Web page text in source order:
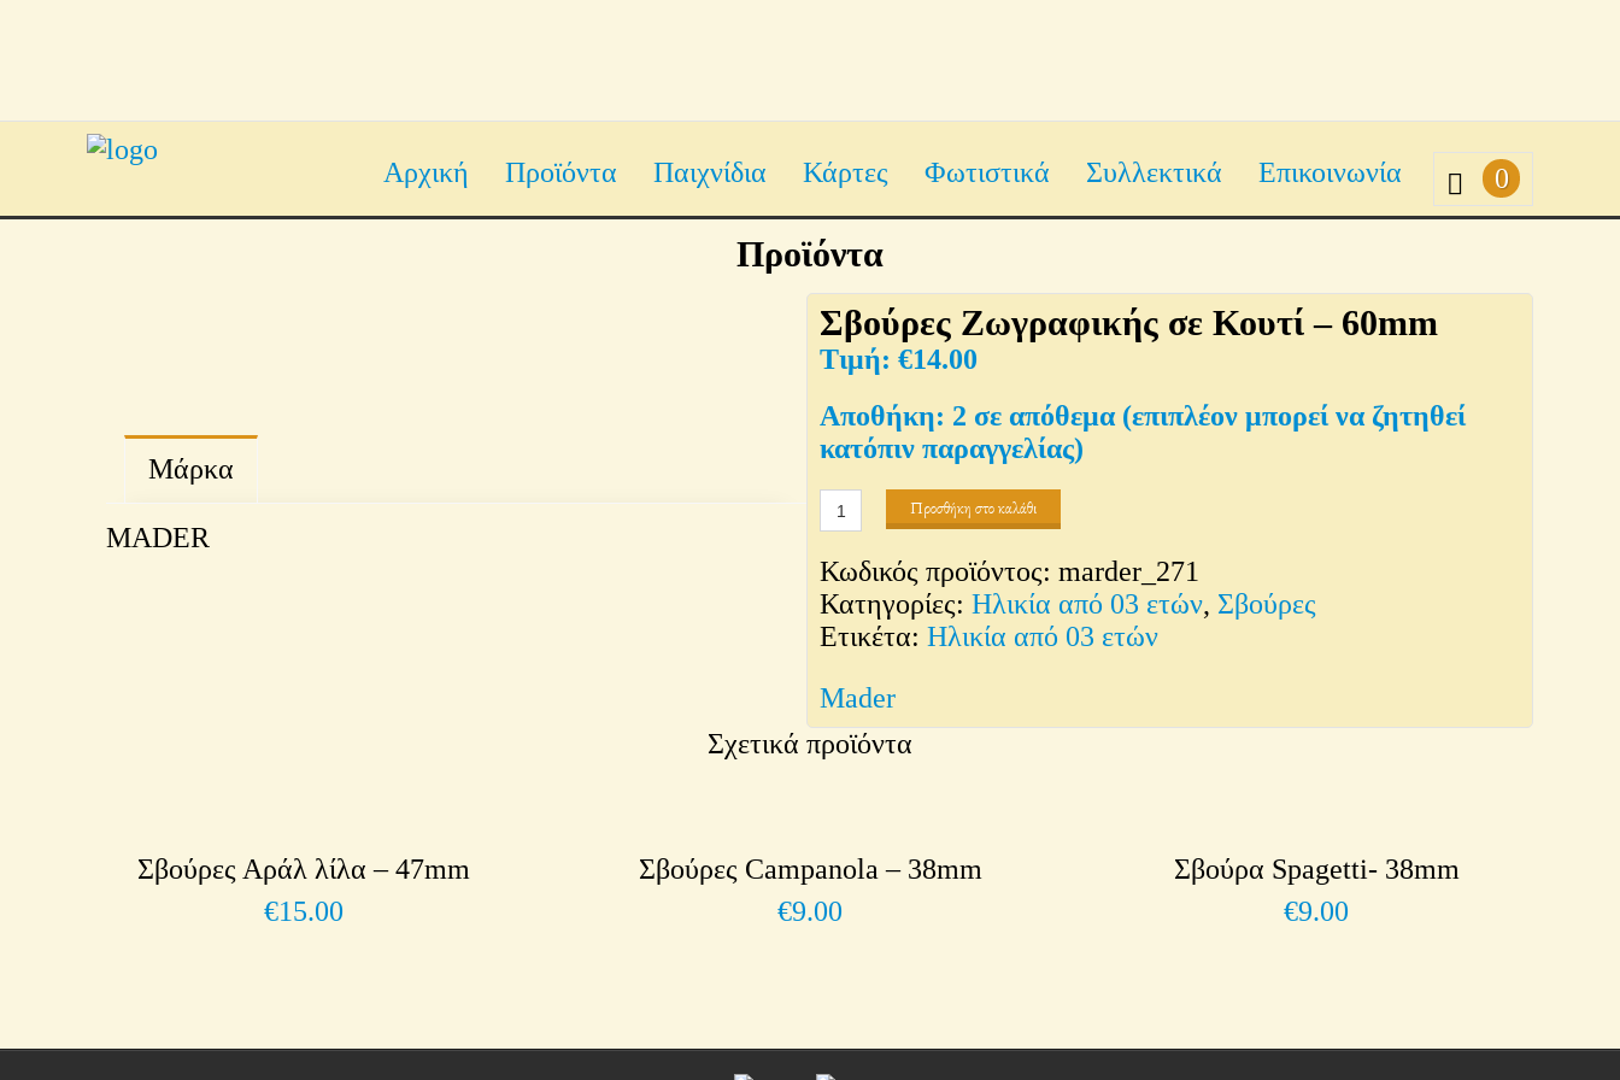
Αρχική Προϊόντα Παιχνίδια Κάρτες Φωτιστικά Συλλεκτικά Επικοινωνία 0
Προϊόντα
Σβούρες Ζωγραφικής σε Κουτί – 60mm
€14.00
2 σε απόθεμα (επιπλέον μπορεί να ζητηθεί
κατόπιν παραγγελίας)
Σβούρες
Ζωγραφικής
σε
Κουτί
-
60mm
ποσότητα
Προσθήκη στο καλάθι
Κωδικός προϊόντος:marder_271
Κατηγορίες:Ηλικία από 03 ετών, Σβούρες
Ετικέτα:Ηλικία από 03 ετών
Mader
Μάρκα
MADER
Σχετικά προϊόντα
Σβούρες Αράλ λίλα – 47mm
€15.00
Σβούρες Campanola – 38mm
€9.00
Σβούρα Spagetti- 38mm
€9.00